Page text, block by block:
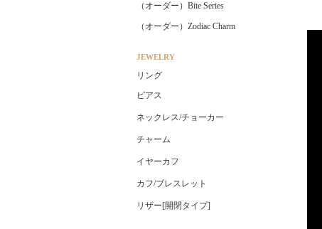
（オーダー）Bite Series
（オーダー）Zodiac Charm
JEWELRY
リング
ピアス
ネックレス/チョーカー
チャーム
イヤーカフ
カフ/ブレスレット
リザー[開閉タイプ]